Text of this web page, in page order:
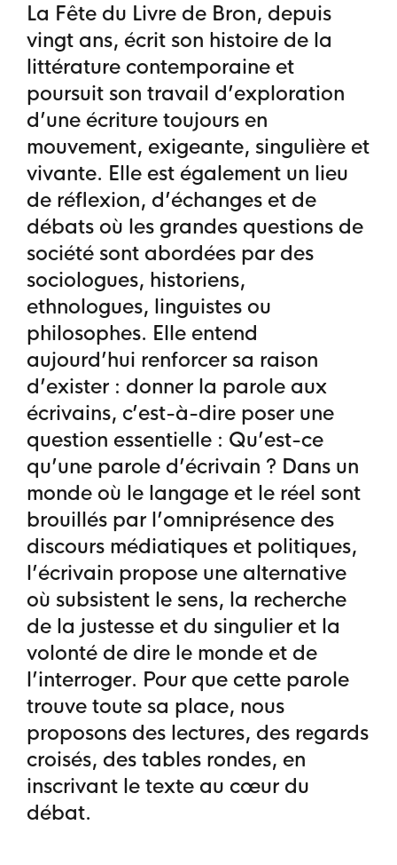
La Fête du Livre de Bron, depuis
vingt ans, écrit son histoire de la
littérature contemporaine et
poursuit son travail d’exploration
d’une écriture toujours en
mouvement, exigeante, singulière et
vivante. Elle est également un lieu
de réflexion, d’échanges et de
débats où les grandes questions de
société sont abordées par des
sociologues, historiens,
ethnologues, linguistes ou
philosophes. Elle entend
aujourd’hui renforcer sa raison
d’exister : donner la parole aux
écrivains, c’est-à-dire poser une
question essentielle : Qu’est-ce
qu’une parole d’écrivain ? Dans un
monde où le langage et le réel sont
brouillés par l’omniprésence des
discours médiatiques et politiques,
l’écrivain propose une alternative
où subsistent le sens, la recherche
de la justesse et du singulier et la
volonté de dire le monde et de
l’interroger. Pour que cette parole
trouve toute sa place, nous
proposons des lectures, des regards
croisés, des tables rondes, en
inscrivant le texte au cœur du
débat.